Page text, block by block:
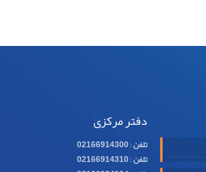
دفتر مرکزی
تلفن:
02166914300
تلفن:
02166914310